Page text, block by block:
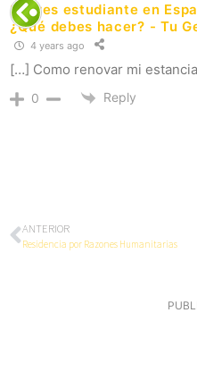
Si eres estudiante en
¿Qué debes hacer? - Tu
4 years ago
[…] Como renovar mi
0 Reply
ANTERIOR
Residencia por Razones Humanitarias